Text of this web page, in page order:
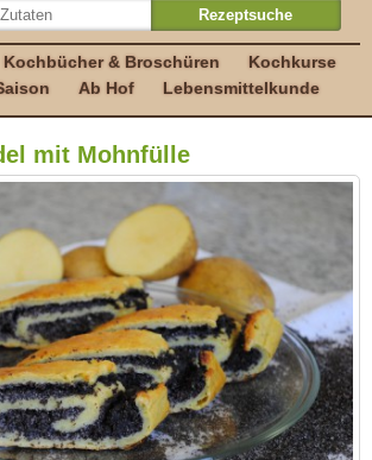
Kochbücher & Broschüren
Kochkurse
Ab Hof Lebensmittelkunde
mit Mohnfülle